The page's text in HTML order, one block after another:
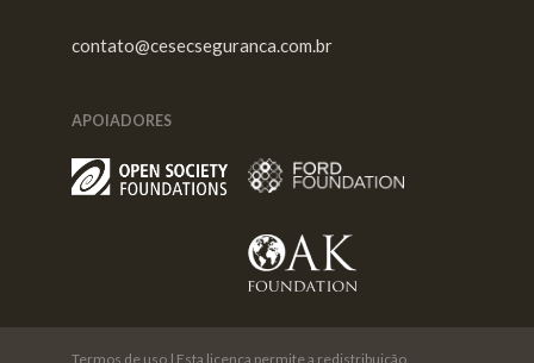
contato@cesecseguranca.com.br
APOIADORES
Termos de uso | Esta licença permite a redistribuição,